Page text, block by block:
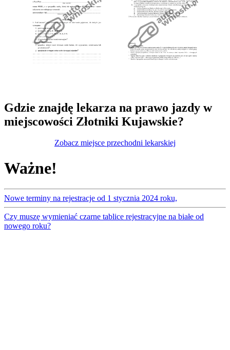
Gdzie znajdę lekarza na prawo jazdy w
miejscowości Złotniki Kujawskie?
Zobacz miejsce przechodni lekarskiej
Ważne!
Nowe terminy na rejestracje od 1 stycznia 2024 roku,
Czy muszę wymieniać czarne tablice rejestracyjne na białe od
nowego roku?